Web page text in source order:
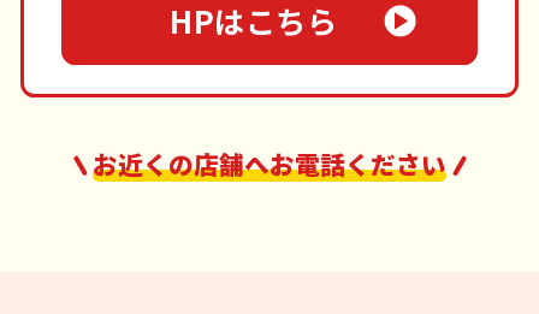
HPはこちら
お近くの店舗へお電話ください